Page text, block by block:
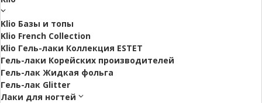
Klio Базы и топы
Klio French Collection
Klio Гель-лаки Коллекция ESTET
Гель-лаки Корейских производителей
Гель-лак Жидкая фольга
Гель-лак Glitter
Лаки для ногтей